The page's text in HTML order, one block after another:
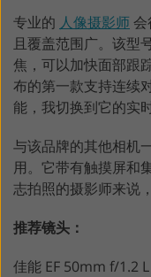
专业的 人像摄影师会
且覆盖范围广。该型
焦，可以加快面部跟
布的第一款支持连续
能，我切换到它的实
与该品牌的其他相机
用。它带有触摸屏和
志拍照的摄影师来说
推荐镜头：
佳能 EF 50mm f/1.2